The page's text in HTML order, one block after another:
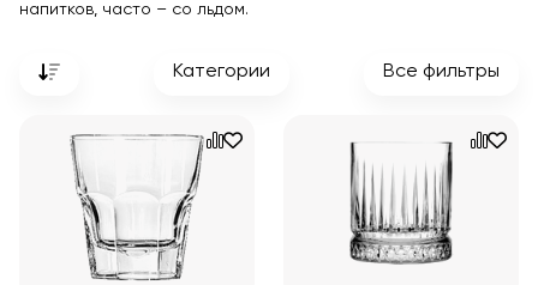
напитков, часто – со льдом.
Категории Все фильтры